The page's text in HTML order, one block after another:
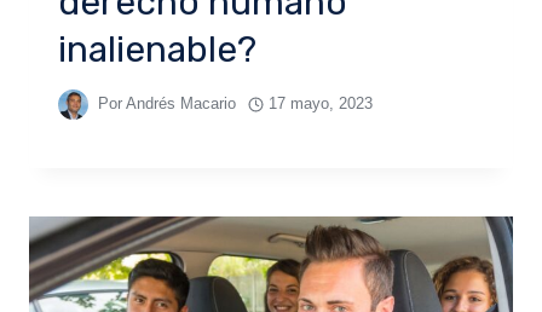
inalienable?
Por Andrés Macario 17 mayo, 2023